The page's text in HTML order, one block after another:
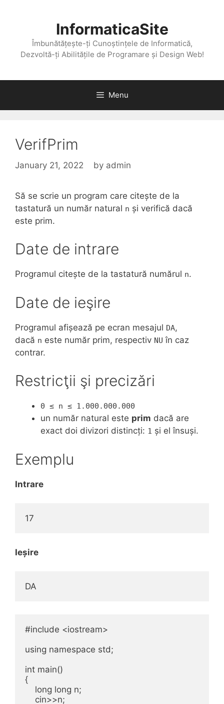
InformaticaSite
Îmbunătățește-ți Cunoștințele de Informatică,
Dezvoltă-ți Abilitățile de Programare și Design Web!
Menu
VerifPrim
January 21, 2022 by admin
Să se scrie un program care citește de la
tastatură un număr natural n și verifică dacă
este prim.
Date de intrare
Programul citește de la tastatură numărul n.
Date de ieşire
Programul afișează pe ecran mesajul DA,
dacă n este număr prim, respectiv NU în caz
contrar.
Restricţii şi precizări
0 ≤ n ≤ 1.000.000.000
un număr natural este prim dacă are
exact doi divizori distincți: 1 și el însuși.
Exemplu
Intrare
17
Ieșire
DA
#include <iostream>
using namespace std;
int main()
{